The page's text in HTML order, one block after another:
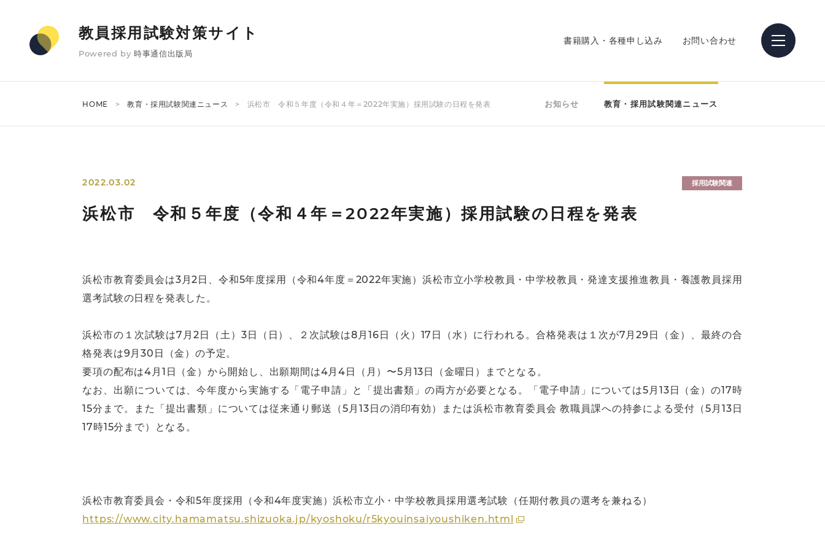
教員採用試験対策サイト
Powered by 時事通信出版局
書籍購入・各種申し込み お問い合わせ
HOME 教育・採用試験関連ニュース 浜松市 令和５年度（令和４年＝2022年実施）採用試験の日程を発表 お知らせ 教育・採用試験関連ニュース
2022.03.02 採用試験関連
浜松市 令和５年度（令和４年＝2022年実施）採用試験の日程を発表
浜松市教育委員会は3月2日、令和5年度採用（令和4年度＝2022年実施）浜松市立小学校教員・中学校教員・発達支援推進教員・養護教員採用
選考試験の日程を発表した。
浜松市の１次試験は7月2日（土）3日（日）、２次試験は8月16日（火）17日（水）に行われる。合格発表は１次が7月29日（金）、最終の合
格発表は9月30日（金）の予定。
要項の配布は4月1日（金）から開始し、出願期間は4月4日（月）〜5月13日（金曜日）までとなる。
なお、出願については、今年度から実施する「電子申請」と「提出書類」の両方が必要となる。「電子申請」については5月13日（金）の17時
15分まで。また「提出書類」については従来通り郵送（5月13日の消印有効）または浜松市教育委員会 教職員課への持参による受付（5月13日
17時15分まで）となる。
浜松市教育委員会・令和5年度採用（令和4年度実施）浜松市立小・中学校教員採用選考試験（任期付教員の選考を兼ねる）
https://www.city.hamamatsu.shizuoka.jp/kyoshoku/r5kyouinsaiyoushiken.html